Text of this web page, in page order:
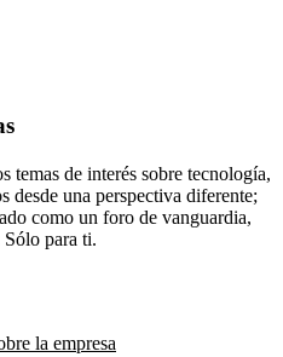
temas de interés sobre tecnología,
desde una perspectiva diferente;
como un foro de vanguardia,
para ti.
la empresa